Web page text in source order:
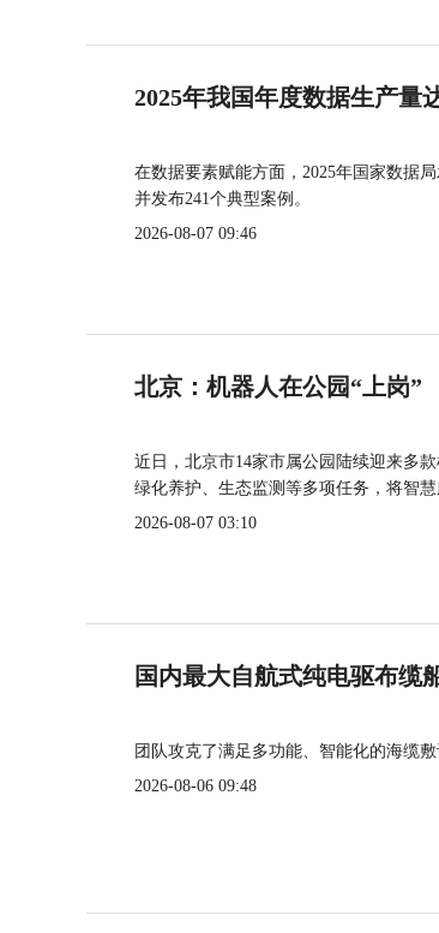
2025年我国年度数据生产量
在数据要素赋能方面，2025年国家数据
并发布241个典型案例。
2026-08-07 09:46
北京：机器人在公园“上岗”
近日，北京市14家市属公园陆续迎来多
绿化养护、生态监测等多项任务，将智慧
2026-08-07 03:10
国内最大自航式纯电驱布缆
团队攻克了满足多功能、智能化的海缆
2026-08-06 09:48